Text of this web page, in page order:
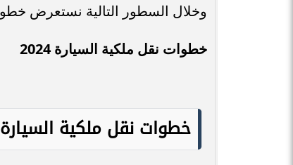
وخلال السطور التالية نستعرض خطوات نقل ملكية
خطوات نقل ملكية السيارة 2024
خطوات نقل ملكية السيارة